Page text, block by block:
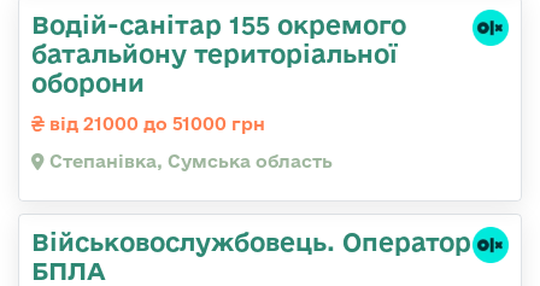
Водій-санітар 155 окремого
батальйону територіальної
оборони
від 21000 до 51000 грн
Степанівка, Сумська область
Військовослужбовець. Оператор
БПЛА